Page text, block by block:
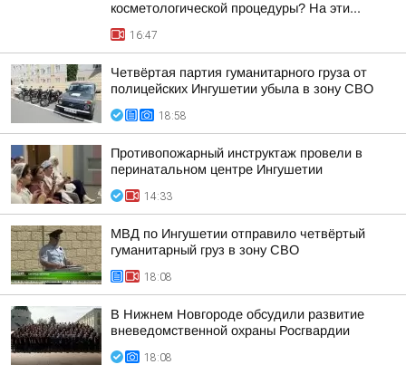
косметологической процедуры? На эти...
16:47
Четвёртая партия гуманитарного груза от
полицейских Ингушетии убыла в зону СВО
18:58
Противопожарный инструктаж провели в
перинатальном центре Ингушетии
14:33
МВД по Ингушетии отправило четвёртый
гуманитарный груз в зону СВО
18:08
В Нижнем Новгороде обсудили развитие
вневедомственной охраны Росгвардии
18:08